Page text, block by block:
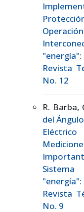
Revista
No. 12
R. Barba,
del
Eléctrico
Sistema
Revista
No. 9